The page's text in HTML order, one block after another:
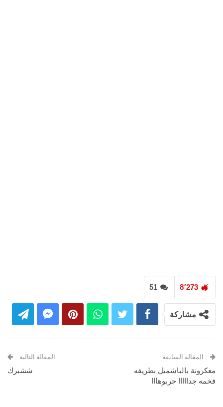
51 8٬273
مشاركة
المقالة السابقة
معكرونة بالباشميل بطريقه
فخمه جدااااا جربوهااا
المقالة التالية
ششبرك